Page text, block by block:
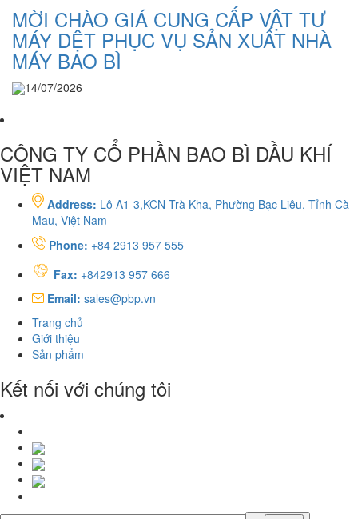
MỜI CHÀO GIÁ CUNG CẤP VẬT TƯ
MÁY DỆT PHỤC VỤ SẢN XUẤT NHÀ
MÁY BAO BÌ
14/07/2026
CÔNG TY CỔ PHẦN BAO BÌ DẦU KHÍ
VIỆT NAM
Address: Lô A1-3,KCN Trà Kha, Phường Bạc Liêu, Tỉnh Cà
Mau, Việt Nam
Phone: +84 2913 957 555
Fax: +842913 957 666
Email: sales@pbp.vn
Trang chủ
Giới thiệu
Sản phẩm
Kết nối với chúng tôi